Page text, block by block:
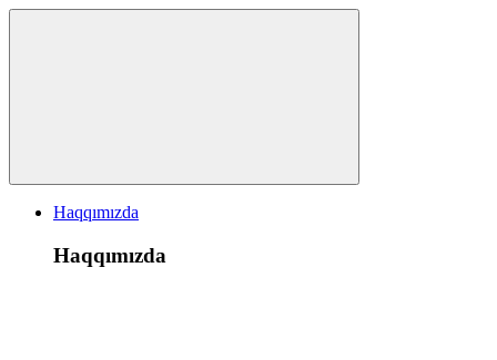
Haqqımızda
Haqqımızda